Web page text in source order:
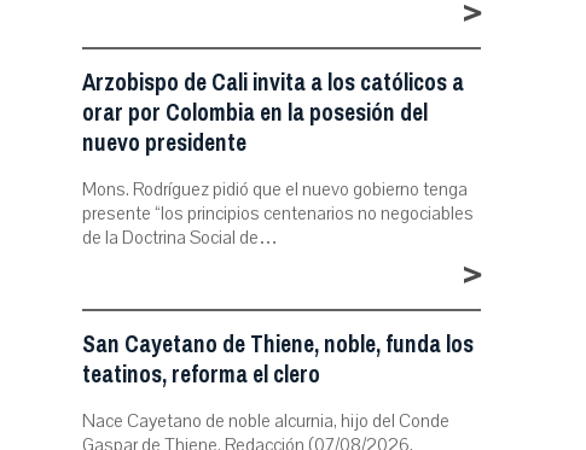
>
Arzobispo de Cali invita a los católicos a
orar por Colombia en la posesión del
nuevo presidente
Mons. Rodríguez pidió que el nuevo gobierno tenga
presente “los principios centenarios no negociables
de la Doctrina Social de…
>
San Cayetano de Thiene, noble, funda los
teatinos, reforma el clero
Nace Cayetano de noble alcurnia, hijo del Conde
Gaspar de Thiene. Redacción (07/08/2026,